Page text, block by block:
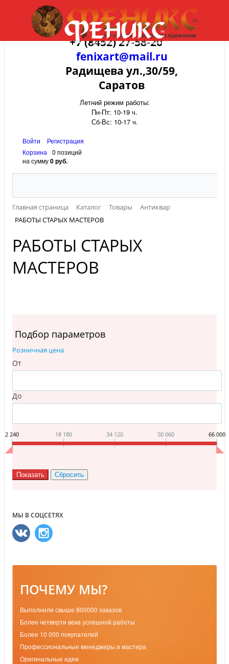
+7 (8452) 27-58-20
fenixart@mail.ru
Радищева ул.,30/59,
Саратов
Летний режим работы:
Пн-Пт: 10-19 ч.
Сб-Вс: 10-17 ч.
Войти
Регистрация
Корзина
0 позиций
на сумму0 руб.
Главная страница Каталог Товары
Антиквар
РАБОТЫ СТАРЫХ МАСТЕРОВ
РАБОТЫ СТАРЫХ
МАСТЕРОВ
Подбор параметров
Розничная цена
От
До
2 240 18 180 34 120 50 060 66 000
МЫ В СОЦСЕТЯХ
ПОЧЕМУ МЫ?
Выполнили свыше 800000 заказов
Более четверти века успешной работы
Более 10 000 покупателей
Профессиональные менеджеры и мастера
Оригинальные идеи